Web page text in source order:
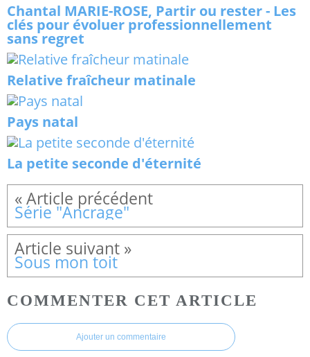
Chantal MARIE-ROSE, Partir ou rester - Les
clés pour évoluer professionnellement
sans regret
Relative fraîcheur matinale
Pays natal
La petite seconde d'éternité
Série "Ancrage"
Sous mon toit
COMMENTER CET ARTICLE
Ajouter un commentaire